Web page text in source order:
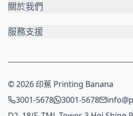
關於我們
服務支援
© 2026 印蕉 Printing Banana
3001-5678
3001-5678